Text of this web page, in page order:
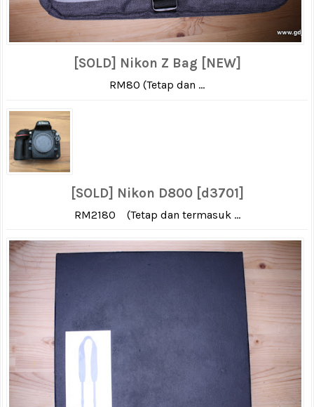
[SOLD] Nikon Z Bag [NEW]
RM80 (Tetap dan ...
[SOLD] Nikon D800 [d3701]
RM2180 (Tetap dan termasuk ...